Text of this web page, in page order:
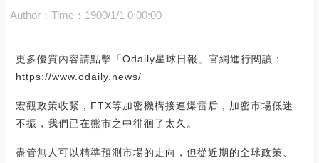
Author： Time：1900/1/1 0:00:00
更多優質內容請點擊「Odaily星球日報」官網進行閱讀：
https://www.odaily.news/
宏觀政策收緊，FTX等加密機構接連爆雷后，加密市場低迷
不振，我們已在熊市之中徘徊了太久。
盡管無人可以精準預測市場的走向，但從近期的全球政策、